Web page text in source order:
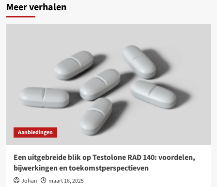
Meer verhalen
Aanbiedingen
Een uitgebreide blik op Testolone RAD 140: voordelen,
bijwerkingen en toekomstperspectieven
Johan maart 16, 2025